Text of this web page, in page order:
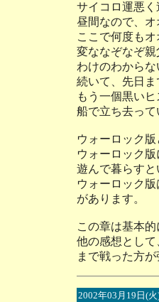
サイコロ運悪
昼間なので、
ここで何度も
変ななぞなぞ
わけのわからな
続いて、先日
もう一個黒い
船で立ち去っ
ウォーロック版
ウォーロック
遊んで暮らすと
ウォーロック
があります。
この章は基本的
他の感想とし
まで戦った方が
2002年03月19日(火